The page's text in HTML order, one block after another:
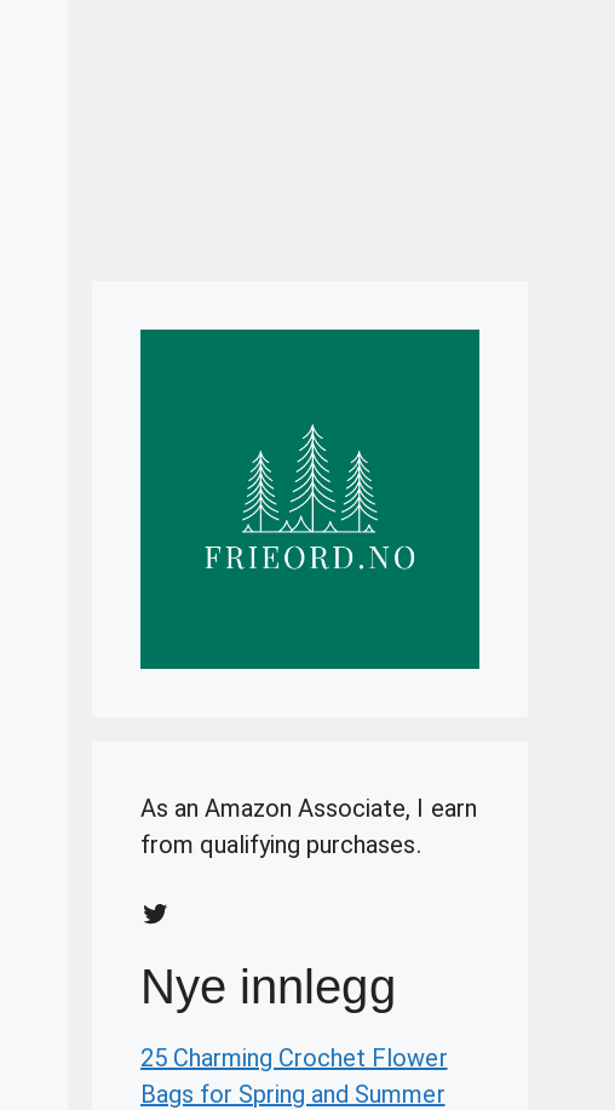
As an Amazon Associate, I earn
from qualifying purchases.
Twitter
Nye innlegg
25 Charming Crochet Flower
Bags for Spring and Summer